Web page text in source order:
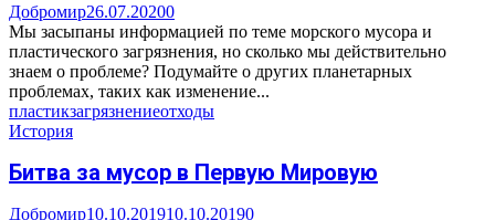
Добромир26.07.20200
Мы засыпаны информацией по теме морского мусора и
пластического загрязнения, но сколько мы действительно
знаем о проблеме? Подумайте о других планетарных
проблемах, таких как изменение...
пластикзагрязнениеотходы
История
Битва за мусор в Первую Мировую
Добромир10.10.201910.10.20190